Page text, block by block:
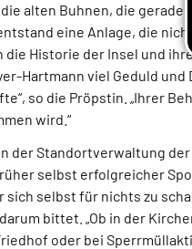
alten Buhnen, die gerade
eine Anlage, die
Historie der Insel und
Hartmann viel Geduld und
so die Pröpstin. „Ihrer
wird.“
der Standortverwaltung
selbst erfolgreicher
sich selbst für nichts zu
bittet. „Ob in der
oder bei